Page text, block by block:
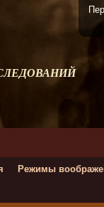
Режимы